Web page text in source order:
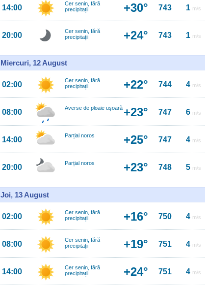
14:00
Cer senin, fără
precipitații
+30° 743 1 m/s
20:00
Cer senin, fără
precipitații
+24° 743 1 m/s
Miercuri, 12 August
02:00
Cer senin, fără
precipitații
+22° 744 4 m/s
08:00 Averse de ploaie uşoară +23° 747 6 m/s
14:00 Parțial noros +25° 747 4 m/s
20:00 Parțial noros +23° 748 5 m/s
Joi, 13 August
02:00
Cer senin, fără
precipitații
+16° 750 4 m/s
08:00
Cer senin, fără
precipitații
+19° 751 4 m/s
14:00
Cer senin, fără
precipitații
+24° 751 4 m/s